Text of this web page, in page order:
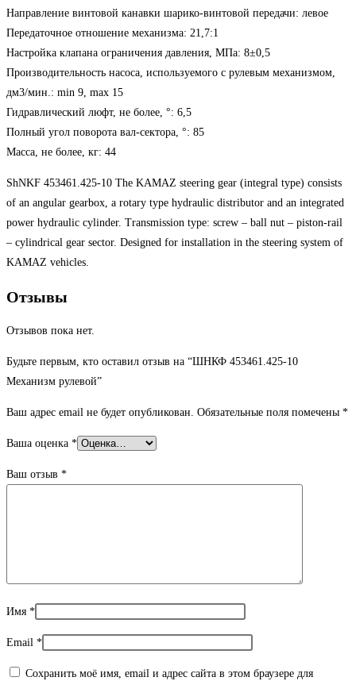
Направление винтовой канавки шарико-винтовой передачи: левое
Передаточное отношение механизма: 21,7:1
Настройка клапана ограничения давления, МПа: 8±0,5
Производительность насоса, используемого с рулевым механизмом,
дм3/мин.: min 9, max 15
Гидравлический люфт, не более, °: 6,5
Полный угол поворота вал-сектора, °: 85
Масса, не более, кг: 44
ShNKF 453461.425-10 The KAMAZ steering gear (integral type) consists
of an angular gearbox, a rotary type hydraulic distributor and an integrated
power hydraulic cylinder. Transmission type: screw – ball nut – piston-rail
– cylindrical gear sector. Designed for installation in the steering system of
KAMAZ vehicles.
Отзывы
Отзывов пока нет.
Будьте первым, кто оставил отзыв на “ШНКФ 453461.425-10
Механизм рулевой”
Ваш адрес email не будет опубликован. Обязательные поля помечены *
Ваша оценка *
Ваш отзыв *
Имя *
Email *
Сохранить моё имя, email и адрес сайта в этом браузере для